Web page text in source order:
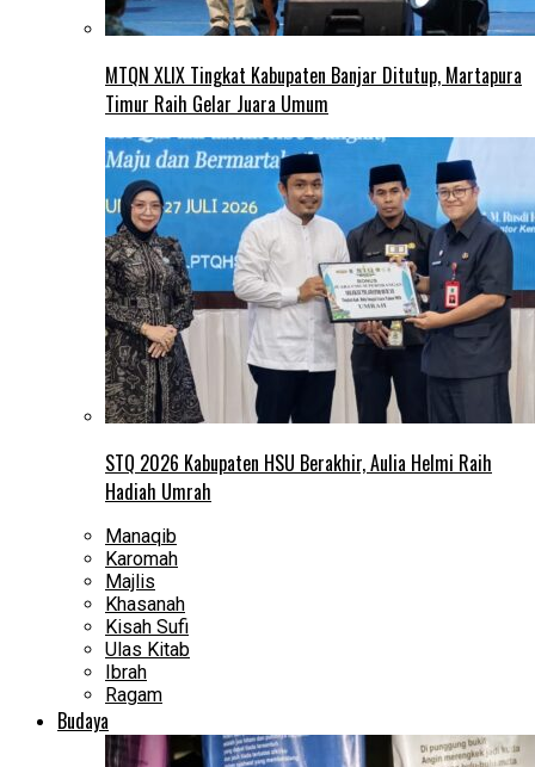
MTQN XLIX Tingkat Kabupaten Banjar Ditutup, Martapura
Timur Raih Gelar Juara Umum
STQ 2026 Kabupaten HSU Berakhir, Aulia Helmi Raih
Hadiah Umrah
Manaqib
Karomah
Majlis
Khasanah
Kisah Sufi
Ulas Kitab
Ibrah
Ragam
Budaya